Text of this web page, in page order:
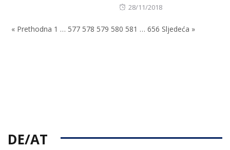
Posted
28/11/2018
« Prethodna 1 … 577 578 579 580 581 … 656 Sljedeća »
DE/AT